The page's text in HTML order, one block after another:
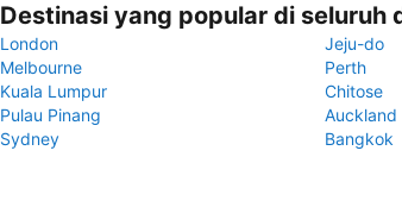
Destinasi yang popular di seluruh
London
Jeju-do
Melbourne
Perth
Kuala Lumpur
Chitose
Pulau Pinang
Auckland
Sydney
Bangkok